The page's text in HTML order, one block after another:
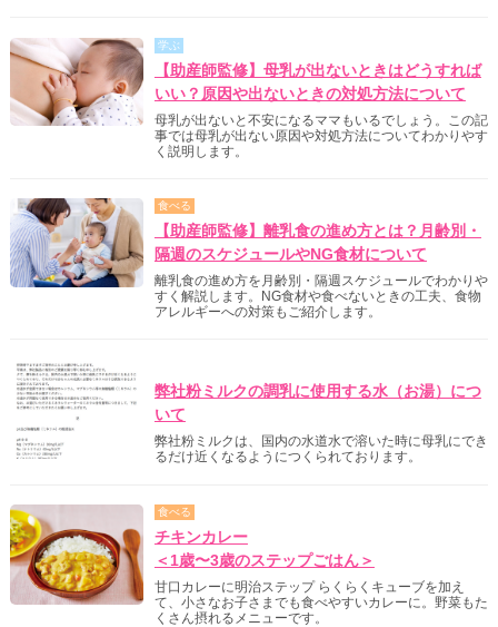
学ぶ
【助産師監修】母乳が出ないときはどうすれば
いい？原因や出ないときの対処方法について
母乳が出ないと不安になるママもいるでしょう。この記
事では母乳が出ない原因や対処方法についてわかりやす
く説明します。
食べる
【助産師監修】離乳食の進め方とは？月齢別・
隔週のスケジュールやNG食材について
離乳食の進め方を月齢別・隔週スケジュールでわかりや
すく解説します。NG食材や食べないときの工夫、食物
アレルギーへの対策もご紹介します。
弊社粉ミルクの調乳に使用する水（お湯）につ
いて
弊社粉ミルクは、国内の水道水で溶いた時に母乳にでき
るだけ近くなるようにつくられております。
食べる
チキンカレー
＜1歳〜3歳のステップごはん＞
甘口カレーに明治ステップ らくらくキューブを加え
て、小さなお子さまでも食べやすいカレーに。野菜もた
くさん摂れるメニューです。